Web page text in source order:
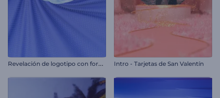
R
evelación de logotipo con formas abstractas Intro - Tarjetas de San Valentín